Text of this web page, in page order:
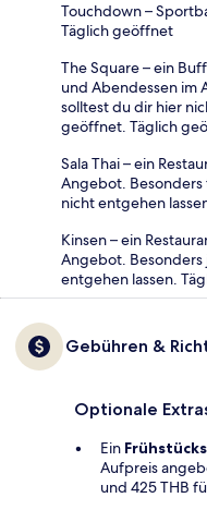
Touchdown –
Täglich geöffnet
The Square – ein
und Abendessen im
solltest du dir hier
geöffnet. Täglich
Sala Thai – ein
Angebot. Besonders
nicht entgehen
Kinsen – ein
Angebot. Besonders
entgehen lassen.
Gebühren &
Optionale
Ein
Aufpreis
und 425 THB